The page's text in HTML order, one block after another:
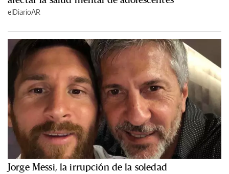
elDiarioAR
Jorge Messi, la irrupción de la soledad